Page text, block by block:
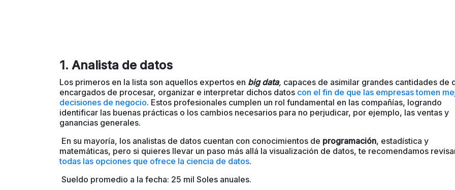
1. Analista de datos
Los primeros en la lista son aquellos expertos en big data, capaces de asimilar grandes cantidades de
encargados de procesar, organizar e interpretar dichos datos con el fin de que las empresas tomen
decisiones de negocio. Estos profesionales cumplen un rol fundamental en las compañías, logrando
identificar las buenas prácticas o los cambios necesarios para no perjudicar, por ejemplo, las ventas y
ganancias generales.
En su mayoría, los analistas de datos cuentan con conocimientos de programación, estadística y
matemáticas, pero si quieres llevar un paso más allá la visualización de datos, te recomendamos
todas las opciones que ofrece la ciencia de datos.
Sueldo promedio a la fecha: 25 mil Soles anuales.